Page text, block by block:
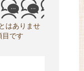
はありませ
目です